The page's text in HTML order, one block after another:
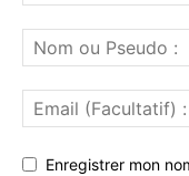
Enregistrer mon